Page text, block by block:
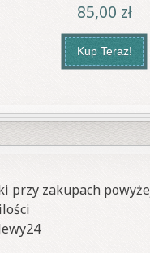
85,00 zł
Kup Teraz!
przy zakupach